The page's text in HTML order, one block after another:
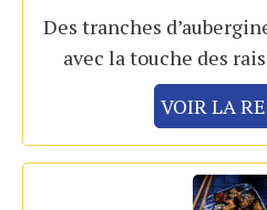
Des tranches
avec la touche des
VOIR LA